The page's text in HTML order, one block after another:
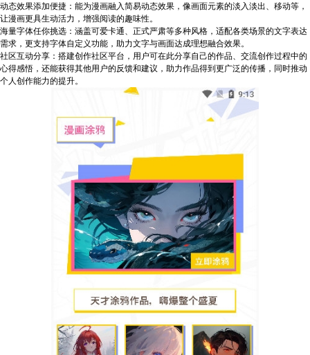
动态效果添加便捷：能为漫画融入简易动态效果，像画面元素的淡入淡出、移动等，
让漫画更具生动活力，增强阅读的趣味性。
海量字体任你挑选：涵盖可爱卡通、正式严肃等多种风格，适配各类场景的文字表达
需求，更支持字体自定义功能，助力文字与画面达成理想融合效果。
社区互动分享：搭建创作社区平台，用户可在此分享自己的作品、交流创作过程中的
心得感悟，还能获得其他用户的反馈和建议，助力作品得到更广泛的传播，同时推动
个人创作能力的提升。